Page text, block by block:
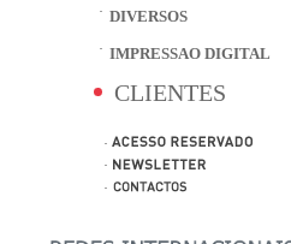
DIVERSOS
IMPRESSAO DIGITAL
CLIENTES